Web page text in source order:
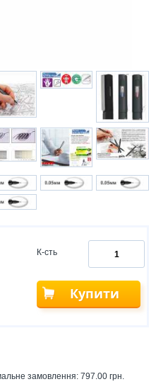
К-сть
Купити
замовлення: 797.00 грн.